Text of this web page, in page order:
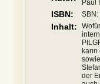
Paul
ISBN:
Inhalt:
kann
der